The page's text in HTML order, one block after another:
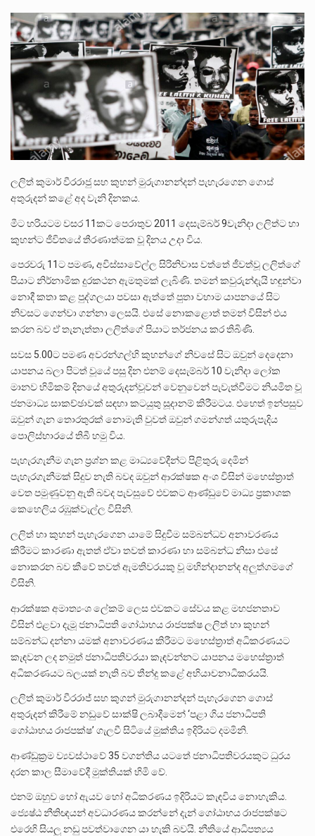
දිවයින පුරා පිහිටි බන්ධනාගාරවල පවතින දැඩි තදබදය හේතුවෙන් බන්ධනාගාර පද්ධතිය තුළ දැඩි අවදානම් තත්ත්වයක් නිර්මාණය…
නව පරිසර පනත යටතේ ශබ්ද දූෂණය සම්බන්ධයෙන් කටයුතු කිරීමට නව රෙගුලාසි ගෙන ඒමට මධ්‍යම පරිසර…
ලලිත් කුමාර් වීරරාජු සහ කුහන් මුරුගානන්දන් පැහැරගෙන ගොස්
අතුරුදන් කළේ අද වැනි දිනකය.
මීට හරියටම වසර 11කට පෙරාතුව 2011 දෙසැම්බර් 9වැනිදා ලලිත්ට හා
කුහන්ට ජීවිතයේ තීරණාත්මක වූ දිනය උදා විය.
පෙරවරු 11ට පමණ, අවිස්සාවේල්ල සිරිනිවාස වත්තේ ජීවත්වූ ලලිත්ගේ
පියාට නිර්නාමික දුරකථන ඇමතුමක් ලැබිණි. තමන් කවුරුන්දැයි හඳුන්වා
නොදී කතා කළ පුද්ගලයා පවසා ඇත්තේ පුතා වහාම යාපනයේ සිට
නිවසට ගෙන්වා ගන්නා ලෙසයි. එසේ නොකළොත් තමන් විසින් එය
කරන බව ඒ තැනැත්තා ලලිත්ගේ පියාට තර්ජනය කර තිබිණි.
සවස 5.00ට පමණ අවරන්ගල්හි කුහන්ගේ නිවසේ සිට ඔවුන් දෙදෙනා
යාපනය බලා පිටත් වූයේ පසු දින එනම් දෙසැම්බර් 10 වැනිදා ලෝක
මානව හිමිකම් දිනයේ අතුරුදන්වූවන් වෙනුවෙන් පැවැත්වීමට නියමිත වූ
ජනමාධ්‍ය සාකච්ඡාවක් සඳහා කටයුතු සූදානම් කිරීමටය. එහෙත් ඉන්පසුව
ඔවුන් ගැන තොරතුරක් නොමැති වුවත් ඔවුන් ගමන්ගත් යතුරුපැදිය
පොලිස්භාරයේ තිබී හමු විය.
පැහැරගැනීම ගැන ප්‍රශ්න කළ මාධ්‍යවේදීන්ට පිළිතුරු දෙමින්
පැහැරගැනීමක් සිදුව නැති බවද ඔවුන් ආරක්ෂක අංශ විසින් මහෙස්ත්‍රාත්
වෙත පමුණුවනු ඇති බවද පැවසුවේ එවකට ආණ්ඩුවේ මාධ්‍ය ප්‍රකාශක
කෙහෙලිය රඹුක්වැල්ල විසිනි.
ලලිත් හා කුහන් පැහැරගෙන යාමේ සිදුවීම සම්බන්ධව අනාවරණය
කිරීමට කාරණා ඇතත් ඒවා තවත් කාරණා හා සම්බන්ධ නිසා එසේ
නොකරන බව කීවේ තවත් ඇමතිවරයකු වූ මහින්දානන්ද අලුත්ගමගේ
විසිනි.
ආරක්ෂක අමාත්‍යංශ ලේකම් ලෙස එවකට සේවය කළ මහජනතාව
විසින් එළවා දැමූ ජනාධිපති ගෝඨාභය රාජපක්ෂ ලලිත් හා කුහන්
සම්බන්ධ දන්නා යමක් අනාවරණය කිරීමට මහෙස්ත්‍රාත් අධිකරණයට
කැඳවන ලද නමුත් ජනාධිපතිවරයා කැඳවන්නට යාපනය මහෙස්ත්‍රාත්
අධිකරණයට බලයක් නැති බව තීන්දු කළේ අභියාචනාධිකරයයි.
ලලිත් කුමාර් වීරරාජ් සහ කුගන් මුරුගානන්දන් පැහැරගෙන ගොස්
අතුරුදන් කිරීමේ නඩුවේ සාක්ෂි ලබාදීමෙන් ‘පළා ගිය ජනාධිපති
ගෝඨාභය රාජපක්ෂ’ ගැලවී සිටියේ මුක්තිය ඉදිරියට දමමිනි.
ආණ්ඩුක්‍රම ව්‍යවස්ථාවේ 35 වගන්තිය යටතේ ජනාධිපතිවරයකුට ධුරය
දරන කාල සීමාවේදී මුක්තියක් හිමි වේ.
එනම් ඔහුව හෝ ඇයව හෝ අධිකරණය ඉදිරියට කැඳවිය නොහැකිය.
ජ්‍යෙෂ්ඨ නීතිඥයන් අවධාරණය කරන්නේ දැන් ගෝඨාභය රාජපක්ෂට
එරෙහි සියලු නඩු පවත්වාගෙන යා හැකි බවයි. නීතියේ ආධිපත්‍යය